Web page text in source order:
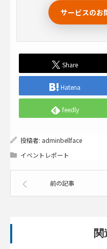
サービスのお
Share
Hatena
feedly
投稿者: adminbellface
イベントレポート
前の記事